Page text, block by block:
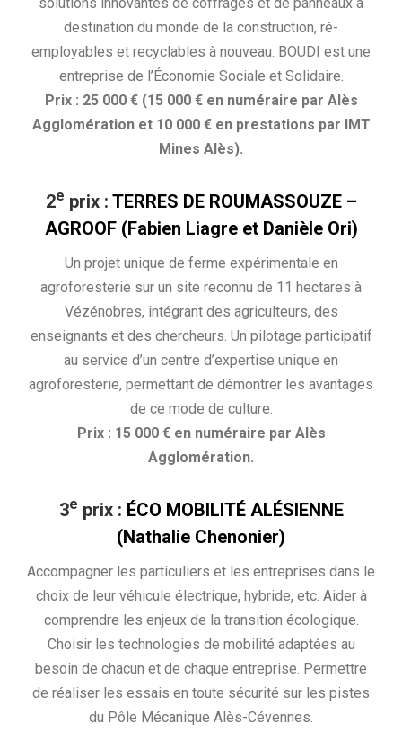
destination du monde de la construction, ré-
employables et recyclables à nouveau. BOUDI est une
entreprise de l’Économie Sociale et Solidaire.
Prix : 25 000 € (15 000 € en numéraire par Alès
Agglomération et 10 000 € en prestations par IMT
Mines Alès).
2e prix : TERRES DE ROUMASSOUZE –
AGROOF (Fabien Liagre et Danièle Ori)
Un projet unique de ferme expérimentale en
agroforesterie sur un site reconnu de 11 hectares à
Vézénobres, intégrant des agriculteurs, des
enseignants et des chercheurs. Un pilotage participatif
au service d’un centre d’expertise unique en
agroforesterie, permettant de démontrer les avantages
de ce mode de culture.
Prix : 15 000 € en numéraire par Alès
Agglomération.
3e prix : ÉCO MOBILITÉ ALÉSIENNE
(Nathalie Chenonier)
Accompagner les particuliers et les entreprises dans le
choix de leur véhicule électrique, hybride, etc. Aider à
comprendre les enjeux de la transition écologique.
Choisir les technologies de mobilité adaptées au
besoin de chacun et de chaque entreprise. Permettre
de réaliser les essais en toute sécurité sur les pistes
du Pôle Mécanique Alès-Cévennes.